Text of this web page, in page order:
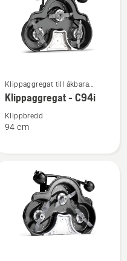
mer
information
om
Klippaggregat
Klippaggregat till åkbara
frontrotorklippare för
hemmabruk
Klippaggregat - C94i
Klippbredd
94 cm